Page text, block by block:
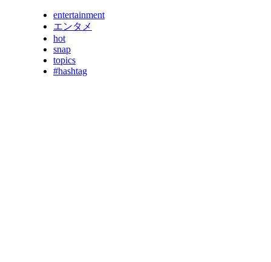
entertainment
エンタメ
hot
snap
topics
#hashtag